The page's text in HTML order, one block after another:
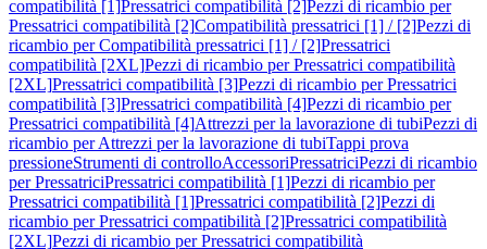
compatibilità [1]Pressatrici compatibilità [2]Pezzi di ricambio per
Pressatrici compatibilità [2]Compatibilità pressatrici [1] / [2]Pezzi di
ricambio per Compatibilità pressatrici [1] / [2]Pressatrici
compatibilità [2XL]Pezzi di ricambio per Pressatrici compatibilità
[2XL]Pressatrici compatibilità [3]Pezzi di ricambio per Pressatrici
compatibilità [3]Pressatrici compatibilità [4]Pezzi di ricambio per
Pressatrici compatibilità [4]Attrezzi per la lavorazione di tubiPezzi di
ricambio per Attrezzi per la lavorazione di tubiTappi prova
pressioneStrumenti di controlloAccessoriPressatriciPezzi di ricambio
per PressatriciPressatrici compatibilità [1]Pezzi di ricambio per
Pressatrici compatibilità [1]Pressatrici compatibilità [2]Pezzi di
ricambio per Pressatrici compatibilità [2]Pressatrici compatibilità
[2XL]Pezzi di ricambio per Pressatrici compatibilità